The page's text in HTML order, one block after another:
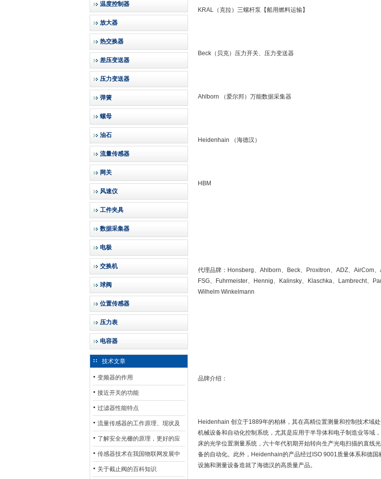
温度控制器
放大器
热交换器
差压变送器
压力变送器
弹簧
螺母
油石
流量传感器
网关
风速仪
工件夹具
数据采集器
电极
交换机
球阀
位置传感器
压力表
电容器
技术文章
变频器的作用
接近开关的功能
过滤器性能特点
流量传感器的工作原理、现状及
其发展前景
了解安全光栅的原理，更好的应
用安全光栅
传感器技术在我国物联网发展中
的地位*
关于截止阀的百科知识
KRAL（克拉）三螺杆泵【船用燃料运输】
Beck（贝克）压力开关、压力变送器
Ahlborn （爱尔邦）万能数据采集器
Heidenhain （海德汉）
HBM
代理品牌：Honsberg、Ahlborn、Beck、Proxitron、ADZ、AirCom
FSG、Fuhrmeister、Hennig、Kalinsky、Klaschka、Lambrecht、
Wilhelm Winkelmann
品牌介绍：
Heidenhain 创立于1889年的柏林，其在高精位置测量和控制技术域
机械设备和自动化控制系统，尤其是应用于半导体和电子制造业等域
床的光学位置测量系统，六十年代初期开始转向生产光电扫描的直线
备的自动化。此外，Heidenhain的产品经过ISO 9001质量体系和德
设施和测量设备造就了海德汉的高质量产品。